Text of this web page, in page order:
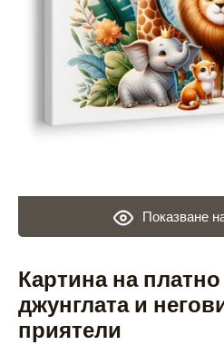
Картина на
джунглата и
приятели
Показване